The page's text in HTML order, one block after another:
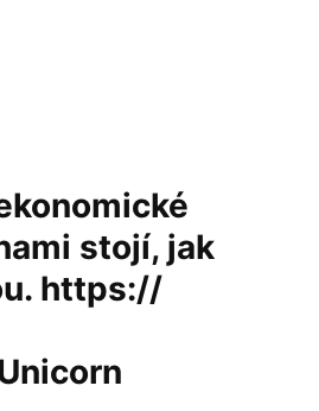
stojí, jak
https://